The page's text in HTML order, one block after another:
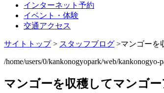
インターネット予約
イベント・体験
交通アクセス
サイトトップ> スタッフブログ >マンゴーを
/home/users/0/kankonogyopark/web/
マンゴーを収穫してマンゴ